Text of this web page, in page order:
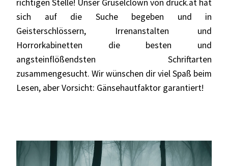
richtigen Stelle! Unser Gruselclown von druck.at hat
sich auf die Suche begeben und in
Geisterschlössern, Irrenanstalten und
Horrorkabinetten die besten und
angsteinflößendsten Schriftarten
zusammengesucht. Wir wünschen dir viel Spaß beim
Lesen, aber Vorsicht: Gänsehautfaktor garantiert!